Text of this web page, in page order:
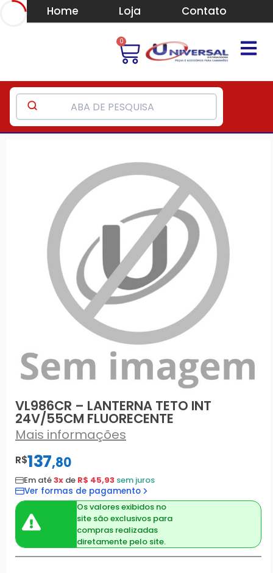
Home Loja Contato
0
VL986CR – LANTERNA TETO INT
24V/55CM FLUORECENTE
Mais informações
R$137,80
Em até3x de R$ 45,93 sem juros
Ver formas de pagamento
Os valores exibidos no
site são exclusivos para
compras realizadas
diretamente pelo site.